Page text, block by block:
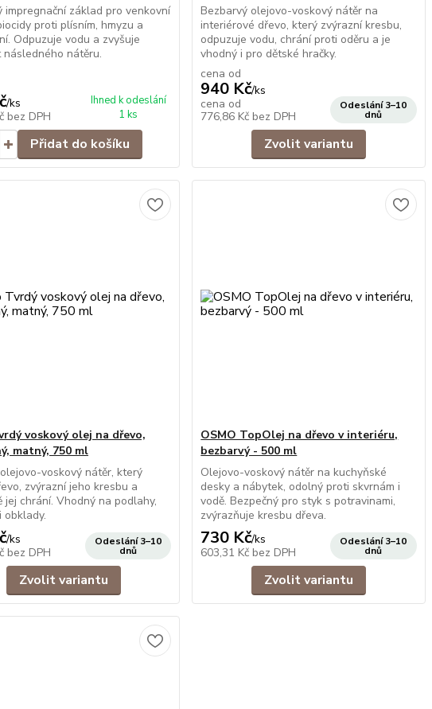
impregnační základ pro venkovní
proti plísním, hmyzu a
Odpuzuje vodu a zvyšuje
následného nátěru.
/ks
bez DPH
Ihned k odeslání
1 ks
Přidat do košíku
Bezbarvý olejovo-voskový nátěr na
interiérové dřevo, který zvýrazní kresbu,
odpuzuje vodu, chrání proti oděru a je
vhodný i pro dětské hračky.
cena od
940 Kč/ks
cena od
776,86 Kč bez DPH
Odeslání 3–10
dnů
Zvolit variantu
voskový olej na dřevo,
matný, 750 ml
voskový nátěr, který
zvýrazní jeho kresbu a
jej chrání. Vhodný na podlahy,
obklady.
/ks
bez DPH
Odeslání 3–10
dnů
Zvolit variantu
OSMO TopOlej na dřevo v interiéru,
bezbarvý - 500 ml
Olejovo-voskový nátěr na kuchyňské
desky a nábytek, odolný proti skvrnám i
vodě. Bezpečný pro styk s potravinami,
zvýrazňuje kresbu dřeva.
730 Kč/ks
603,31 Kč bez DPH
Odeslání 3–10
dnů
Zvolit variantu